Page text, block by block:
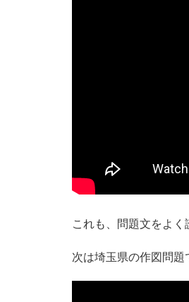
これも、問題文をよ
次は埼玉県の作図問題